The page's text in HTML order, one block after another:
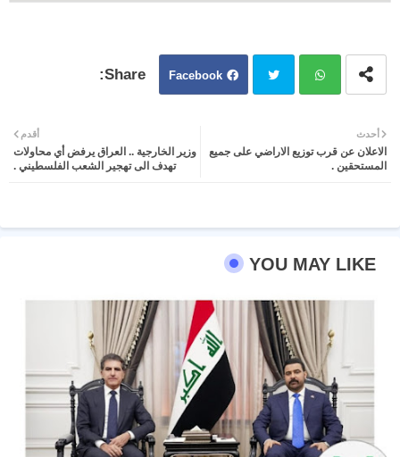
Facebook
ter atsa
أحدث
الاعلان عن قرب توزيع الاراضي على جميع
المستحقين .
أقدم
وزير الخارجية .. العراق يرفض أي محاولات
تهدف الى تهجير الشعب الفلسطيني .
YOU MAY LIKE